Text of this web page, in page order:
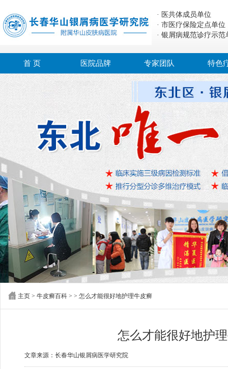
· 医共体成员单位
· 市医疗保险定点单位
· 银屑病规范诊疗示范
首 页 医院品牌 专家团队 特色
主页 > 牛皮癣百科 > > 怎么才能很好地护理牛皮癣
怎么才能很好地护
文章来源：长春华山银屑病医学研究院